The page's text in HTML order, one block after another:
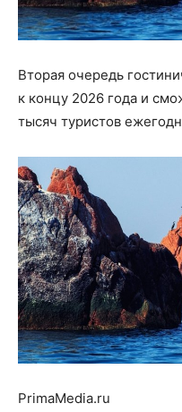
Вторая очередь
к концу 2026 года и
тысяч туристов
PrimaMedia.ru